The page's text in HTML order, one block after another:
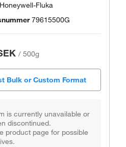
Honeywell-Fluka
79615500G
/ 500g
Bulk or Custom Format
is currently unavailable or
discontinued.
product page for possible